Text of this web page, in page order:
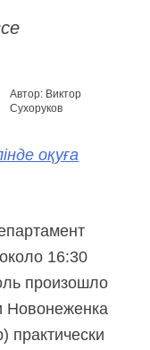
Автор: Виктор
Сухоруков
оқуға
16:30
произошло
Новонеженка
практически